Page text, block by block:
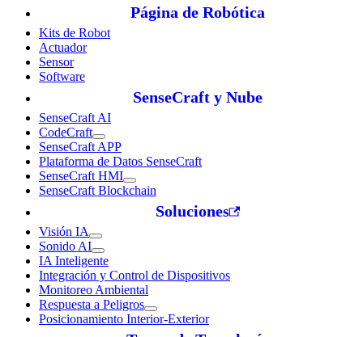
Página de Robótica
Kits de Robot
Actuador
Sensor
Software
SenseCraft y Nube
SenseCraft AI
CodeCraft
SenseCraft APP
Plataforma de Datos SenseCraft
SenseCraft HMI
SenseCraft Blockchain
Soluciones
Visión IA
Sonido AI
IA Inteligente
Integración y Control de Dispositivos
Monitoreo Ambiental
Respuesta a Peligros
Posicionamiento Interior-Exterior